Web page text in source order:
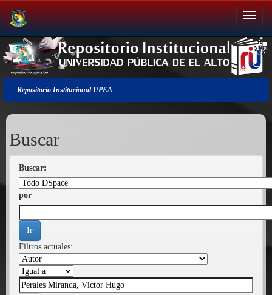
Salir
de
la
navegación
Repositorio Institucional UPEA
Buscar
Buscar:
por
Filtros actuales: